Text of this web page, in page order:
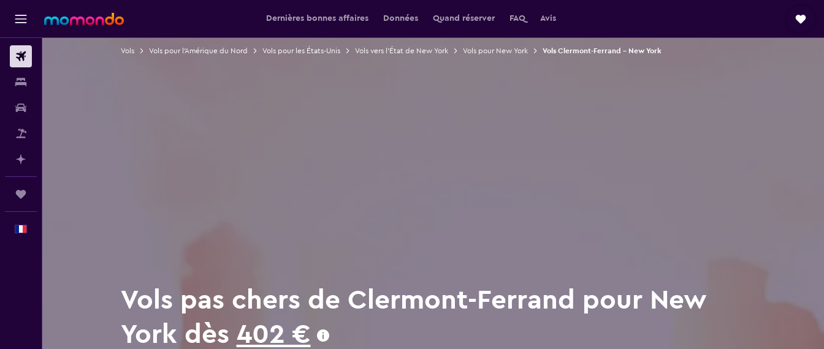
Dernières bonnes affaires Données Quand réserver FAQ Avis
Vols Vols pour l'Amérique du Nord Vols pour les États-Unis Vols vers l'État de New York Vols pour New York Vols Clermont-Ferrand - New York
Vols pas chers de Clermont-Ferrand pour New
York dès 402 €